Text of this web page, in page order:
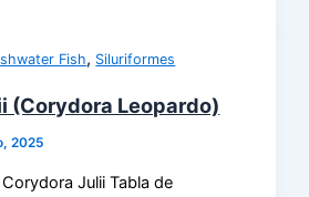
Fish, Siluriformes
(Corydora Leopardo)
2025
Julii Tabla de